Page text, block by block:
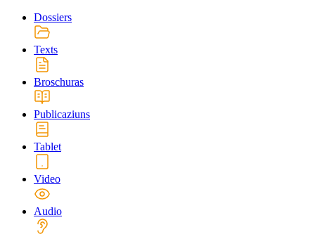
Dossiers
Texts
Broschuras
Publicaziuns
Tablet
Video
Audio